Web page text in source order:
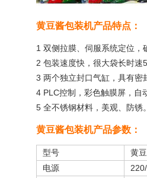
黄豆酱包装机产品特点：
1 双侧拉膜、伺服系统定位，
2 包装速度快，很大袋长时速
3 两个独立封口气缸，具有密
4 PLC控制，彩色触膜屏，自
5 全不锈钢材料，美观、防锈。
黄豆酱包装机产品参数：
型号
黄
电源